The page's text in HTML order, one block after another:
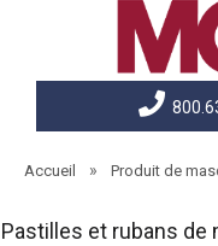
Accueil » Produit de
Pastilles et rubans de